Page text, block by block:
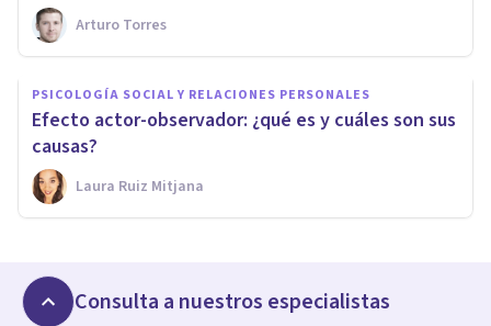
Arturo Torres
PSICOLOGÍA SOCIAL Y RELACIONES PERSONALES
Efecto actor-observador: ¿qué es y cuáles son sus
causas?
Laura Ruiz Mitjana
Consulta a nuestros especialistas